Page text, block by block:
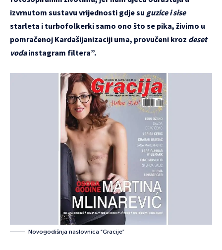
izvrnutom sustavu vrijednosti gdje su guzice i sise
starleta i turbofolkerki samo ono što se pika, živimo u
pomračenoj Kardašijanizaciji uma, provučeni kroz deset
vodainstagram filtera”.
Novogodišnja naslovnica “Gracije”